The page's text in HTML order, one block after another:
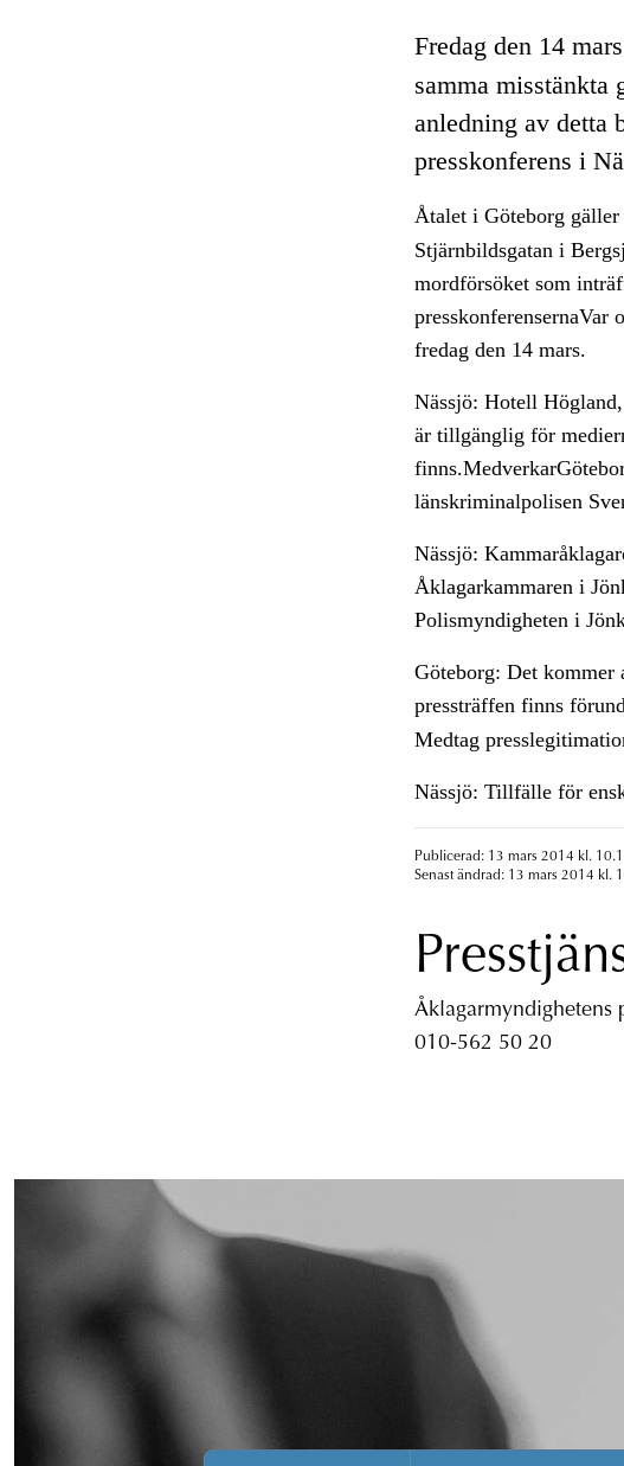
Fredag den 14
samma misstänkta
anledning av detta
presskonferens i
Åtalet i Göteborg gäller
Stjärnbildsgatan i
mordförsöket som
presskonferensernaVar
fredag den 14 mars.
Nässjö: Hotell
är tillgänglig för
länskriminalpolisen
Nässjö:
Åklagarkammaren i
Polismyndigheten i
Göteborg: Det kommer
pressträffen finns
Medtag
Nässjö: Tillfälle för
Publicerad: 13 mars 2014 kl.
Senast ändrad: 13 mars 2014 kl.
Åklagarmyndighetens
010-562 50 20